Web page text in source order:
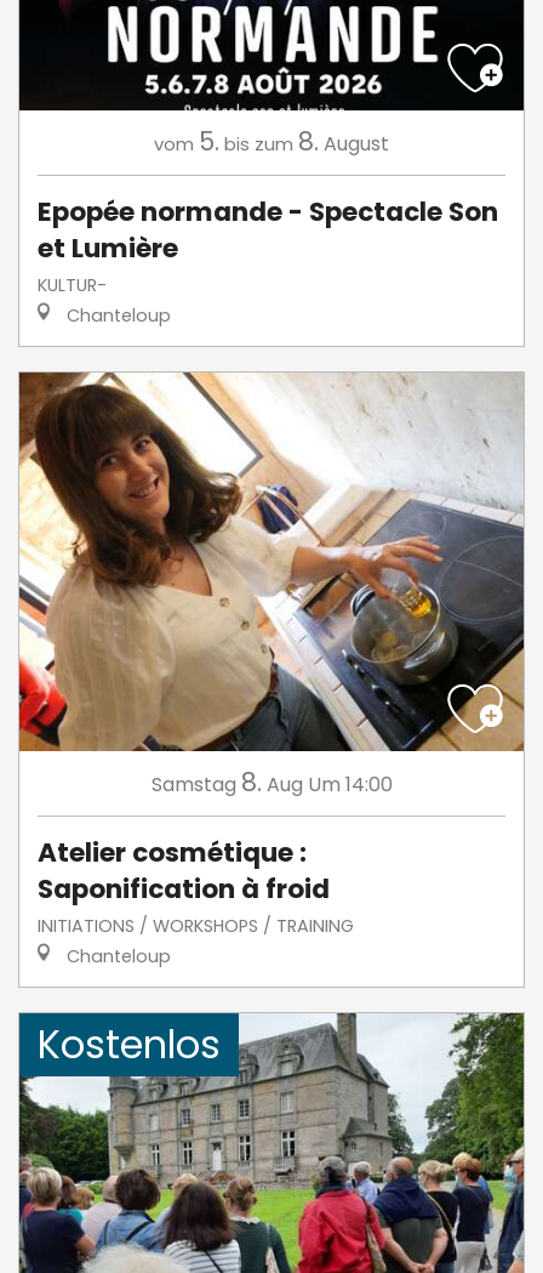
vom 5. bis zum 8. August
Epopée normande - Spectacle Son
et Lumière
KULTUR-
Chanteloup
Samstag 8. Aug Um 14:00
Atelier cosmétique :
Saponification à froid
INITIATIONS / WORKSHOPS / TRAINING
Chanteloup
Kostenlos